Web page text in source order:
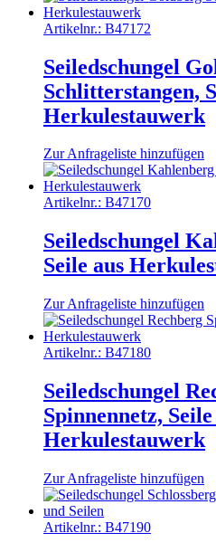
Artikelnr.: B47172
Seiledschungel
Schlitterstangen,
Herkulestauwerk
Zur Anfrageliste hinzufügen
Artikelnr.: B47170
Seiledschungel
Seile aus
Zur Anfrageliste hinzufügen
Artikelnr.: B47180
Seiledschungel
Spinnennetz, Seile
Herkulestauwerk
Zur Anfrageliste hinzufügen
Artikelnr.: B47190